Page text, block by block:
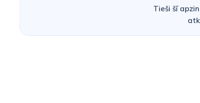
Tieši šī